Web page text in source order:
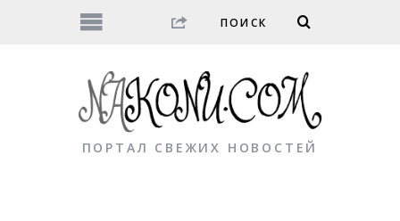
ПОРТАЛ СВЕЖИХ НОВОСТЕЙ